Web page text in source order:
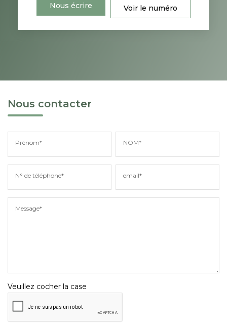
Nous écrire Voir le numéro
Nous contacter
Prénom* NOM*
N° de téléphone* email*
Message*
Veuillez cocher la case